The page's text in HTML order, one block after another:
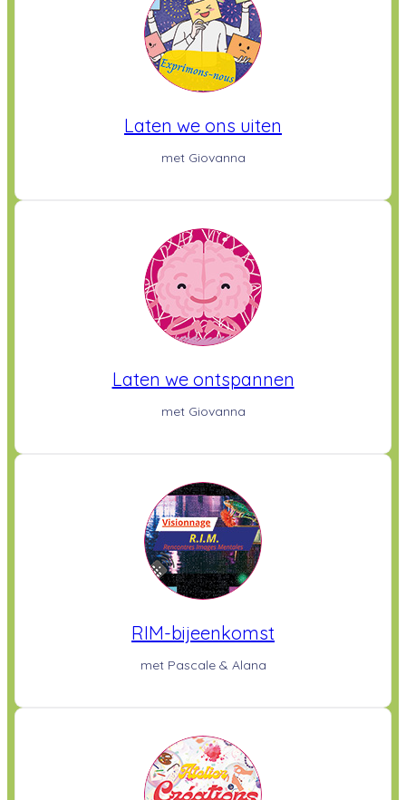
Laten we ons uiten
met Giovanna
Laten we ontspannen
met Giovanna
RIM-bijeenkomst
met Pascale & Alana